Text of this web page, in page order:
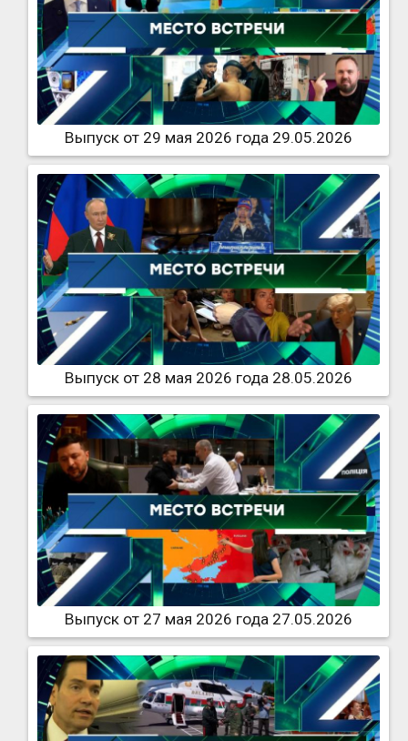
Выпуск от 29 мая 2026 года 29.05.2026
Выпуск от 28 мая 2026 года 28.05.2026
Выпуск от 27 мая 2026 года 27.05.2026